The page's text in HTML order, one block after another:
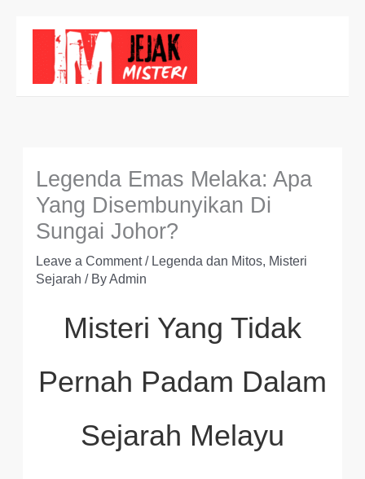
Skip
content
Legenda Emas Melaka: Apa
Yang Disembunyikan Di
Sungai Johor?
Leave a Comment / Legenda dan Mitos, Misteri
Sejarah / ByAdmin
Misteri Yang Tidak
Pernah Padam Dalam
Sejarah Melayu